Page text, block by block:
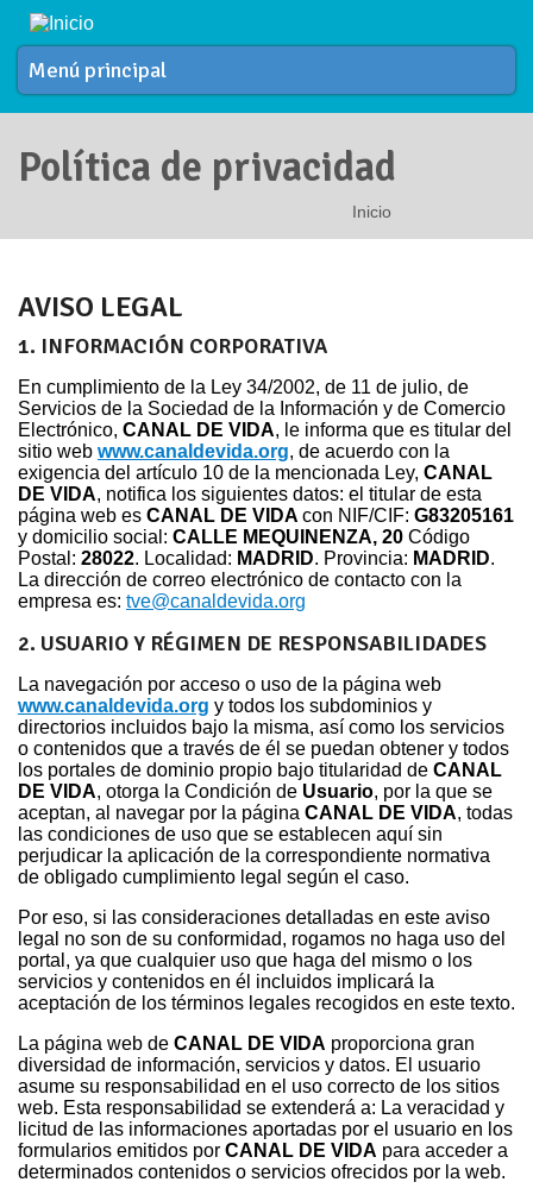
Pasar al contenido principal
Menú principal
Política de privacidad
Se encuentra usted aquí
Inicio
AVISO LEGAL
1. INFORMACIÓN CORPORATIVA
En cumplimiento de la Ley 34/2002, de 11 de julio, de
Servicios de la Sociedad de la Información y de Comercio
Electrónico, CANAL DE VIDA, le informa que es titular del
sitio web www.canaldevida.org, de acuerdo con la
exigencia del artículo 10 de la mencionada Ley, CANAL
DE VIDA, notifica los siguientes datos: el titular de esta
página web es CANAL DE VIDA con NIF/CIF: G83205161
y domicilio social: CALLE MEQUINENZA, 20 Código
Postal: 28022. Localidad: MADRID. Provincia: MADRID.
La dirección de correo electrónico de contacto con la
empresa es: tve@canaldevida.org
2. USUARIO Y RÉGIMEN DE RESPONSABILIDADES
La navegación por acceso o uso de la página web
www.canaldevida.org y todos los subdominios y
directorios incluidos bajo la misma, así como los servicios
o contenidos que a través de él se puedan obtener y todos
los portales de dominio propio bajo titularidad de CANAL
DE VIDA, otorga la Condición de Usuario, por la que se
aceptan, al navegar por la página CANAL DE VIDA, todas
las condiciones de uso que se establecen aquí sin
perjudicar la aplicación de la correspondiente normativa
de obligado cumplimiento legal según el caso.
Por eso, si las consideraciones detalladas en este aviso
legal no son de su conformidad, rogamos no haga uso del
portal, ya que cualquier uso que haga del mismo o los
servicios y contenidos en él incluidos implicará la
aceptación de los términos legales recogidos en este texto.
La página web de CANAL DE VIDA proporciona gran
diversidad de información, servicios y datos. El usuario
asume su responsabilidad en el uso correcto de los sitios
web. Esta responsabilidad se extenderá a: La veracidad y
licitud de las informaciones aportadas por el usuario en los
formularios emitidos por CANAL DE VIDA para acceder a
determinados contenidos o servicios ofrecidos por la web.